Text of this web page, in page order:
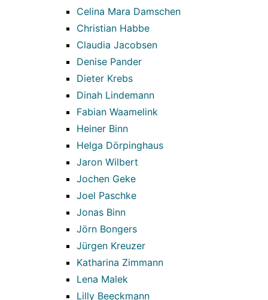
Celina Mara Damschen
Christian Habbe
Claudia Jacobsen
Denise Pander
Dieter Krebs
Dinah Lindemann
Fabian Waamelink
Heiner Binn
Helga Dörpinghaus
Jaron Wilbert
Jochen Geke
Joel Paschke
Jonas Binn
Jörn Bongers
Jürgen Kreuzer
Katharina Zimmann
Lena Malek
Lilly Beeckmann